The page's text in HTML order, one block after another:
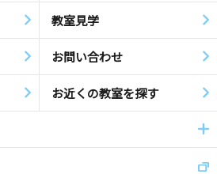
教室見学
お問い合わせ
お近くの教室を探す